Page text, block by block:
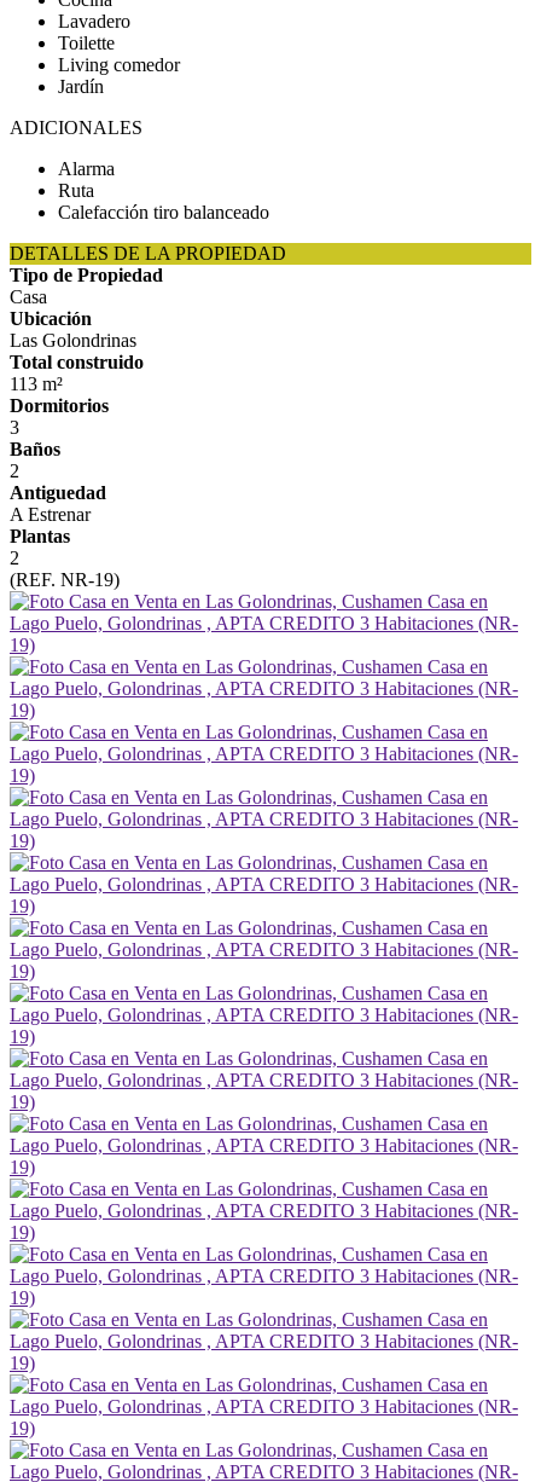
Lavadero
Toilette
Living comedor
Jardín
ADICIONALES
Alarma
Ruta
Calefacción tiro balanceado
DETALLES DE LA PROPIEDAD
Tipo de Propiedad
Casa
Ubicación
Las Golondrinas
Total construido
113 m²
Dormitorios
3
Baños
2
Antiguedad
A Estrenar
Plantas
2
(REF. NR-19)